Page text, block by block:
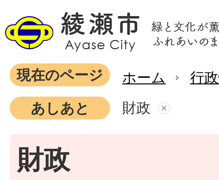
現在のページ ホーム
行
あしあと
財政
財政